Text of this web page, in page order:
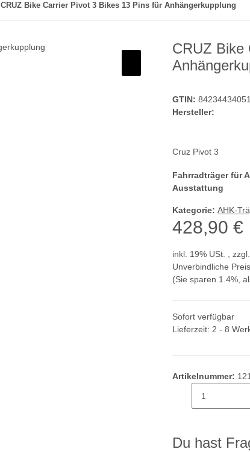
CRUZ Bike Carrier Pivot 3 Bikes 13 Pins für Anhängerkupplung
CRUZ Bike
GTIN:
Hersteller:
Cruz Pivot 3
Fahrradträger für
Ausstattung
Kategorie: AHK-
428,90 €
inkl. 19% USt. , zzgl.
Unverbindliche
(Sie sparen 1.4% ,
Sofort verfügbar
Lieferzeit: 2 - 8
Artikelnummer:
Du hast